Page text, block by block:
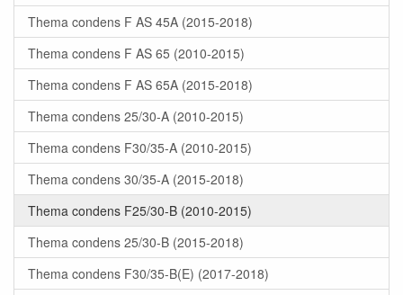
Thema condens F AS 45A (2015-2018)
Thema condens F AS 65 (2010-2015)
Thema condens F AS 65A (2015-2018)
Thema condens 25/30-A (2010-2015)
Thema condens F30/35-A (2010-2015)
Thema condens 30/35-A (2015-2018)
Thema condens F25/30-B (2010-2015)
Thema condens 25/30-B (2015-2018)
Thema condens F30/35-B(E) (2017-2018)